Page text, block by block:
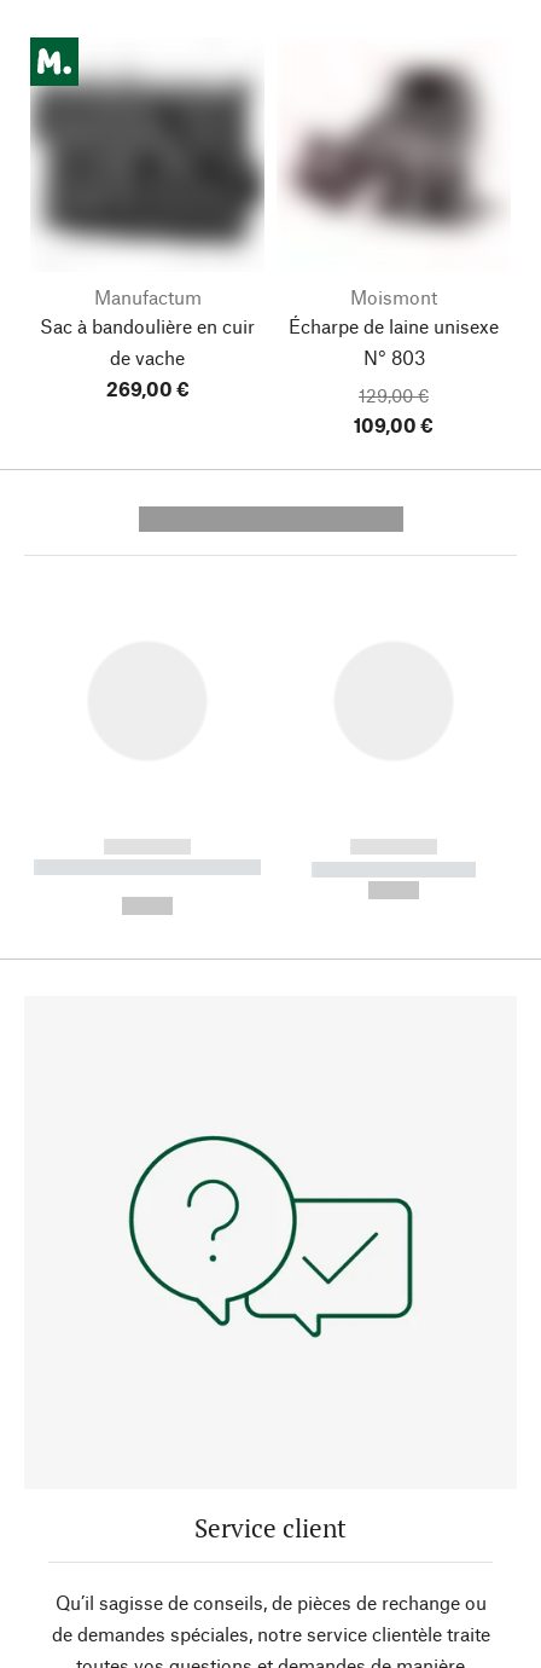
Manufactum
Sac à bandoulière en cuir
de vache
269,00 €
Moismont
Écharpe de laine unisexe
N° 803
129,00 €
109,00 €
------------
----------- ----------- --------
------------
----------- -----------
Service client
Qu’il sagisse de conseils, de pièces de rechange ou
de demandes spéciales, notre service clientèle traite